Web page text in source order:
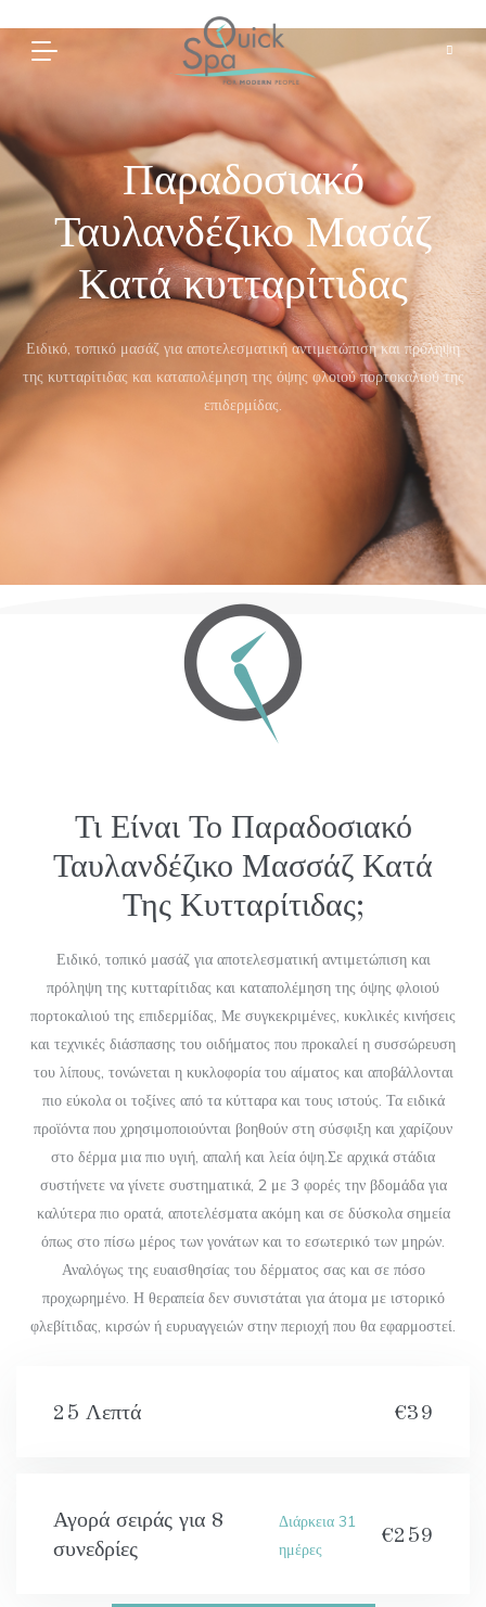
Παραδοσιακό
Ταυλανδέζικο Μασάζ
Κατά κυτταρίτιδας
Ειδικό, τοπικό μασάζ για αποτελεσματική αντιμετώπιση και πρόληψη
της κυτταρίτιδας και καταπολέμηση της όψης φλοιού πορτοκαλιού της
επιδερμίδας.
Τι Είναι Το Παραδοσιακό
Ταυλανδέζικο Μασσάζ Κατά
Της Κυτταρίτιδας;
Ειδικό, τοπικό μασάζ για αποτελεσματική αντιμετώπιση και
πρόληψη της κυτταρίτιδας και καταπολέμηση της όψης φλοιού
πορτοκαλιού της επιδερμίδας, Με συγκεκριμένες, κυκλικές κινήσεις
και τεχνικές διάσπασης του οιδήματος που προκαλεί η συσσώρευση
του λίπους, τονώνεται η κυκλοφορία του αίματος και αποβάλλονται
πιο εύκολα οι τοξίνες από τα κύτταρα και τους ιστούς. Τα ειδικά
προϊόντα που χρησιμοποιούνται βοηθούν στη σύσφιξη και χαρίζουν
στο δέρμα μια πιο υγιή, απαλή και λεία όψη.Σε αρχικά στάδια
συστήνετε να γίνετε συστηματικά, 2 με 3 φορές την βδομάδα για
καλύτερα πιο ορατά, αποτελέσματα ακόμη και σε δύσκολα σημεία
όπως στο πίσω μέρος των γονάτων και το εσωτερικό των μηρών.
Αναλόγως της ευαισθησίας του δέρματος σας και σε πόσο
προχωρημένο. Η θεραπεία δεν συνιστάται για άτομα με ιστορικό
φλεβίτιδας, κιρσών ή ευρυαγγειών στην περιοχή που θα εφαρμοστεί.
25 Λεπτά €39
Αγορά σειράς για 8
συνεδρίες
Διάρκεια 31
ημέρες
€259